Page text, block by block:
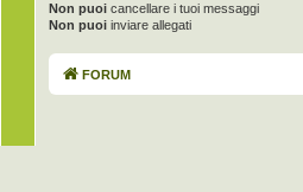
Non puoi cancellare i tuoi messaggi
Non puoi inviare allegati
FORUM